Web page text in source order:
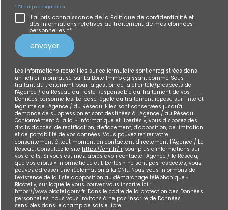
* Champs obligatoires
J'ai pris connaissance de la Politique de confidentialité et
des informations relatives au traitement de mes données
personnelles **
envoyer
Les informations recueillies sur ce formulaire sont enregistrées dans
un fichier informatisé par La Boite Immo agissant comme Sous-
traitant du traitement pour la gestion de la clientèle/prospects de
l'Agence / du Réseau qui reste Responsable du Traitement de vos
Données personnelles. La base légale du traitement repose sur l'intérêt
légitime de l'Agence / du Réseau. Elles sont conservées jusqu'à
demande de suppression et sont destinées à l'Agence / au Réseau.
Conformément à la loi « informatique et libertés », vous disposez des
droits d’accès, de rectification, d’effacement, d’opposition, de limitation
et de portabilité de vos données. Vous pouvez retirer votre
consentement à tout moment en contactant directement l’Agence / Le
Réseau. Consultez le site https://cnil.fr/fr pour plus d’informations sur
vos droits. Si vous estimez, après avoir contacté l'Agence / le Réseau,
que vos droits « Informatique et Libertés » ne sont pas respectés, vous
pouvez adresser une réclamation à la CNIL. Nous vous informons de
l’existence de la liste d'opposition au démarchage téléphonique «
Bloctel », sur laquelle vous pouvez vous inscrire ici :
https://www.bloctel.gouv.fr. Dans le cadre de la protection des Données
personnelles, nous vous invitons à ne pas inscrire de Données
sensibles dans le champ de saisie libre.